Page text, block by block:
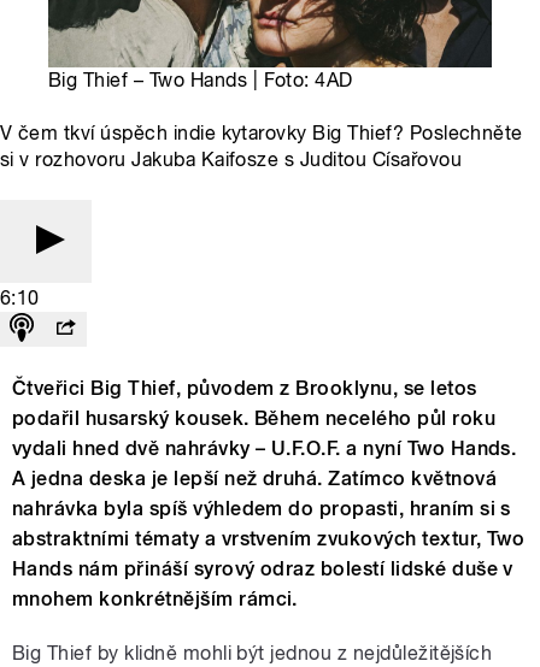
Big Thief – Two Hands | Foto: 4AD
V čem tkví úspěch indie kytarovky Big Thief? Poslechněte
si v rozhovoru Jakuba Kaifosze s Juditou Císařovou
6:10
Čtveřici Big Thief, původem z Brooklynu, se letos
podařil husarský kousek. Během necelého půl roku
vydali hned dvě nahrávky – U.F.O.F. a nyní Two Hands.
A jedna deska je lepší než druhá. Zatímco květnová
nahrávka byla spíš výhledem do propasti, hraním si s
abstraktními tématy a vrstvením zvukových textur, Two
Hands nám přináší syrový odraz bolestí lidské duše v
mnohem konkrétnějším rámci.
Big Thief by klidně mohli být jednou z nejdůležitějších